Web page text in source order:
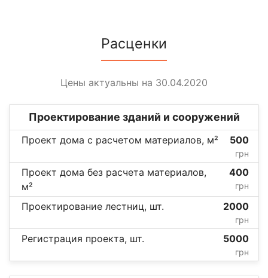
Расценки
Цены актуальны на 30.04.2020
Проектирование зданий и сооружений
Проект дома с расчетом материалов, м² 500
грн
Проект дома без расчета материалов,
м²
400
грн
Проектирование лестниц, шт. 2000
грн
Регистрация проекта, шт. 5000
грн